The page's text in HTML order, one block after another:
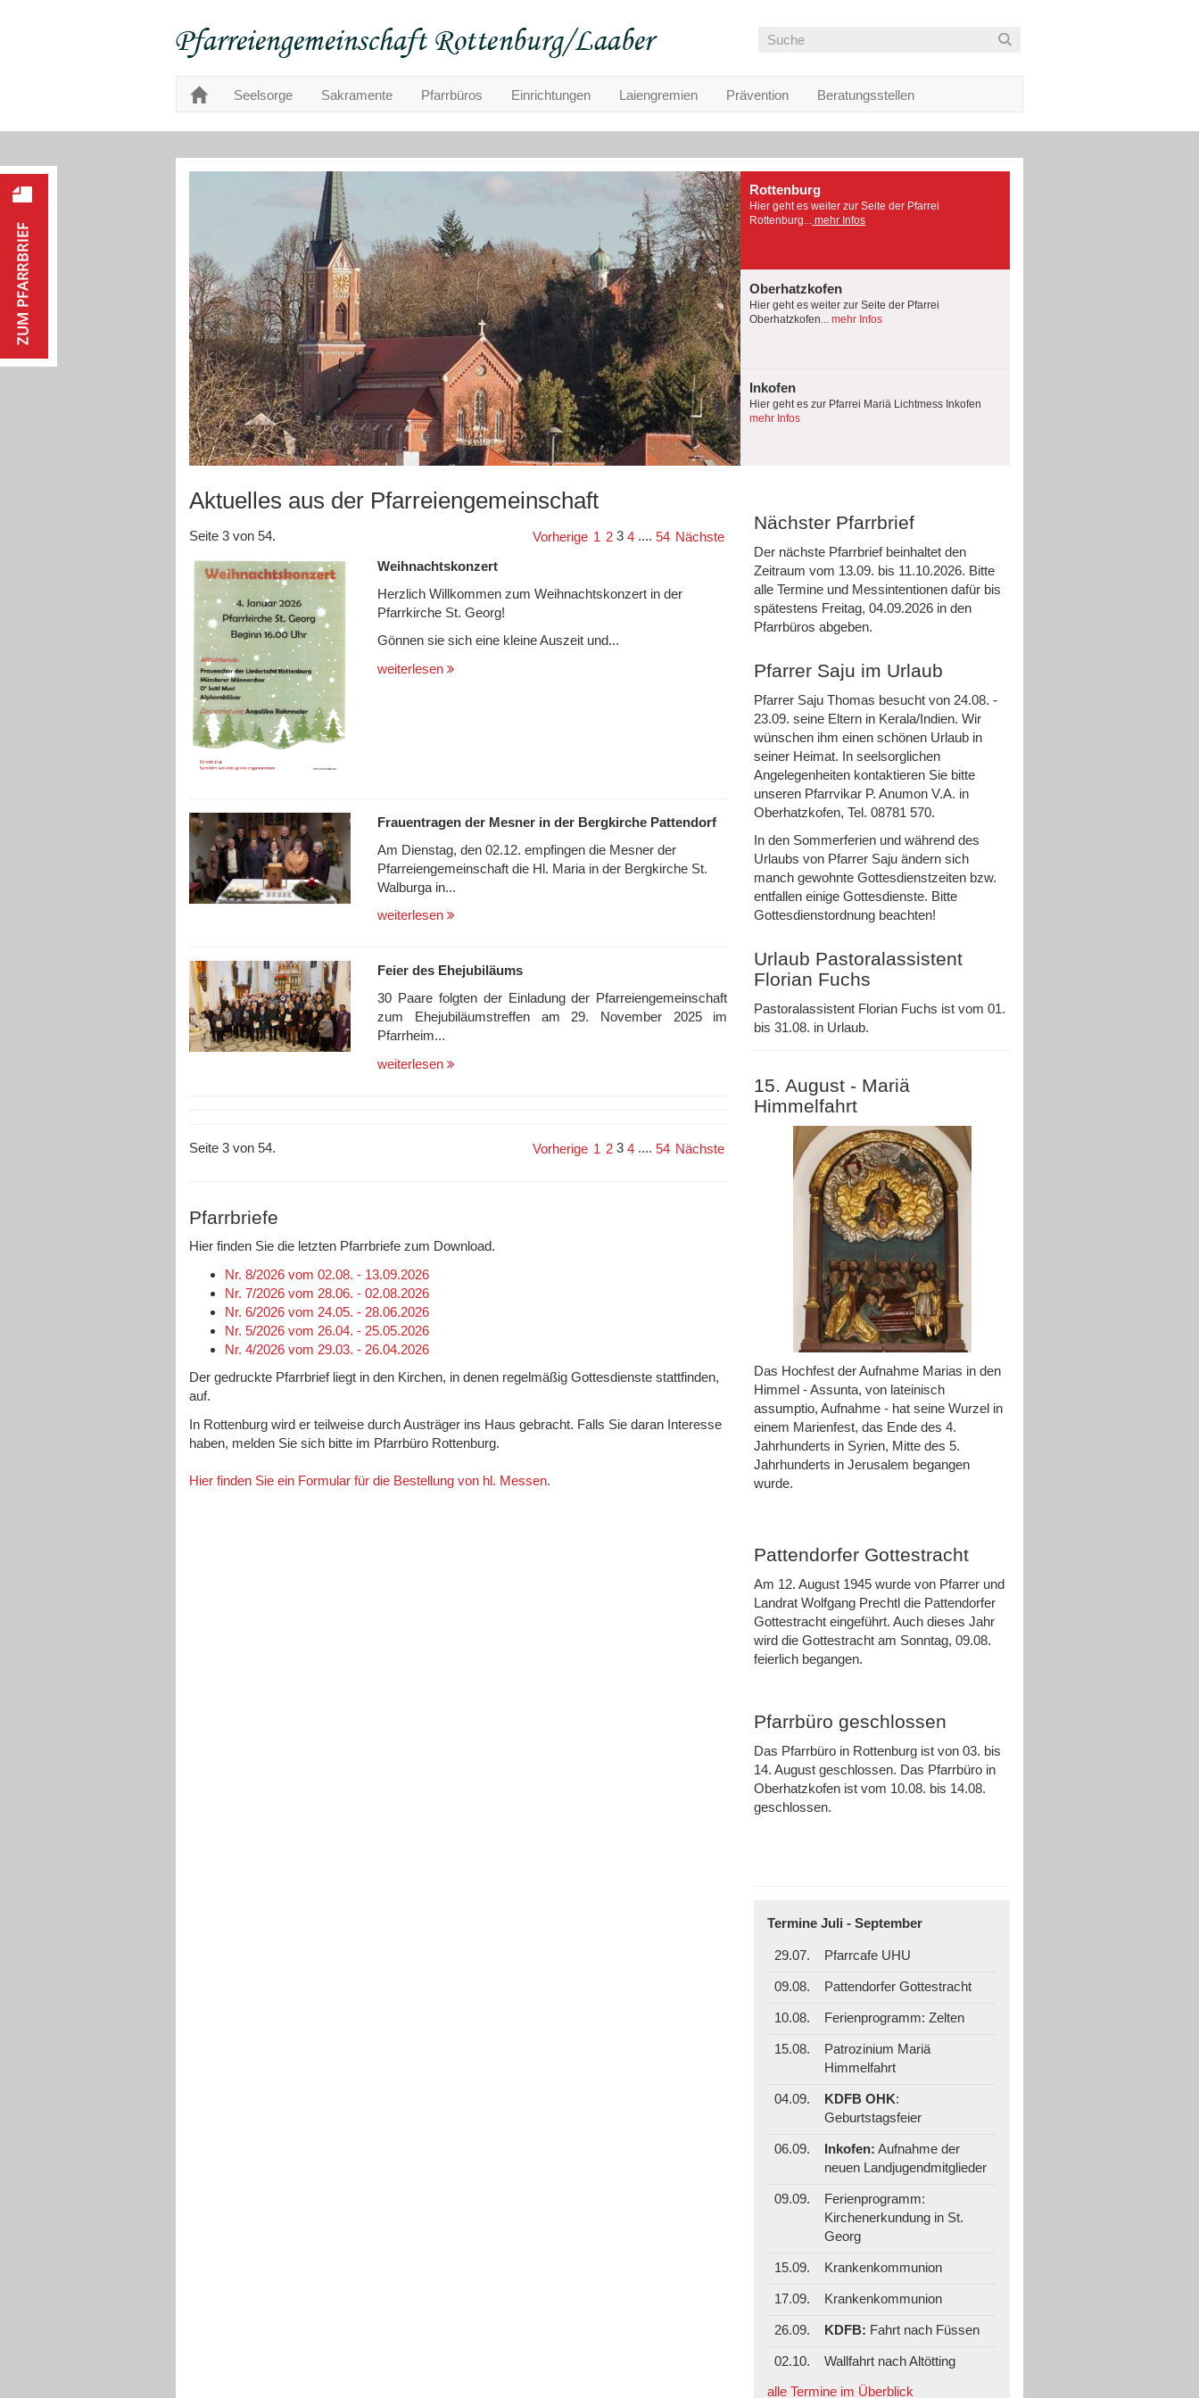
Seelsorge Sakramente Pfarrbüros Einrichtungen Laiengremien Prävention Beratungsstellen
Rottenburg
Hier geht es weiter zur Seite der Pfarrei
Rottenburg... mehr Infos
Oberhatzkofen
Hier geht es weiter zur Seite der Pfarrei
Oberhatzkofen... mehr Infos
Inkofen
Hier geht es zur Pfarrei Mariä Lichtmess Inkofen
mehr Infos
Aktuelles aus der Pfarreiengemeinschaft
Seite 3 von 54. Vorherige 1 2 3 4 .... 54 Nächste
Weihnachtskonzert
Herzlich Willkommen zum Weihnachtskonzert in der
Pfarrkirche St. Georg!
Gönnen sie sich eine kleine Auszeit und...
weiterlesen
Frauentragen der Mesner in der Bergkirche Pattendorf
Am Dienstag, den 02.12. empfingen die Mesner der
Pfarreiengemeinschaft die Hl. Maria in der Bergkirche St.
Walburga in...
weiterlesen
Feier des Ehejubiläums
30 Paare folgten der Einladung der Pfarreiengemeinschaft
zum Ehejubiläumstreffen am 29. November 2025 im
Pfarrheim...
weiterlesen
Seite 3 von 54. Vorherige 1 2 3 4 .... 54 Nächste
Pfarrbriefe
Hier finden Sie die letzten Pfarrbriefe zum Download.
Nr. 8/2026 vom 02.08. - 13.09.2026
Nr. 7/2026 vom 28.06. - 02.08.2026
Nr. 6/2026 vom 24.05. - 28.06.2026
Nr. 5/2026 vom 26.04. - 25.05.2026
Nr. 4/2026 vom 29.03. - 26.04.2026
Der gedruckte Pfarrbrief liegt in den Kirchen, in denen regelmäßig Gottesdienste stattfinden,
auf.
In Rottenburg wird er teilweise durch Austräger ins Haus gebracht. Falls Sie daran Interesse
haben, melden Sie sich bitte im Pfarrbüro Rottenburg.
Hier finden Sie ein Formular für die Bestellung von hl. Messen.
Nächster Pfarrbrief
Der nächste Pfarrbrief beinhaltet den
Zeitraum vom 13.09. bis 11.10.2026. Bitte
alle Termine und Messintentionen dafür bis
spätestens Freitag, 04.09.2026 in den
Pfarrbüros abgeben.
Pfarrer Saju im Urlaub
Pfarrer Saju Thomas besucht von 24.08. -
23.09. seine Eltern in Kerala/Indien. Wir
wünschen ihm einen schönen Urlaub in
seiner Heimat. In seelsorglichen
Angelegenheiten kontaktieren Sie bitte
unseren Pfarrvikar P. Anumon V.A. in
Oberhatzkofen, Tel. 08781 570.
In den Sommerferien und während des
Urlaubs von Pfarrer Saju ändern sich
manch gewohnte Gottesdienstzeiten bzw.
entfallen einige Gottesdienste. Bitte
Gottesdienstordnung beachten!
Urlaub Pastoralassistent
Florian Fuchs
Pastoralassistent Florian Fuchs ist vom 01.
bis 31.08. in Urlaub.
15. August - Mariä
Himmelfahrt
Das Hochfest der Aufnahme Marias in den
Himmel - Assunta, von lateinisch
assumptio, Aufnahme - hat seine Wurzel in
einem Marienfest, das Ende des 4.
Jahrhunderts in Syrien, Mitte des 5.
Jahrhunderts in Jerusalem begangen
wurde.
Pattendorfer Gottestracht
Am 12. August 1945 wurde von Pfarrer und
Landrat Wolfgang Prechtl die Pattendorfer
Gottestracht eingeführt. Auch dieses Jahr
wird die Gottestracht am Sonntag, 09.08.
feierlich begangen.
Pfarrbüro geschlossen
Das Pfarrbüro in Rottenburg ist von 03. bis
14. August geschlossen. Das Pfarrbüro in
Oberhatzkofen ist vom 10.08. bis 14.08.
geschlossen.
Termine Juli - September
29.07. Pfarrcafe UHU
09.08. Pattendorfer Gottestracht
10.08. Ferienprogramm: Zelten
15.08.
Patrozinium Mariä
Himmelfahrt
04.09. KDFB OHK:
Geburtstagsfeier
06.09. Inkofen: Aufnahme der
neuen Landjugendmitglieder
09.09.
Ferienprogramm:
Kirchenerkundung in St.
Georg
15.09. Krankenkommunion
17.09. Krankenkommunion
26.09. KDFB: Fahrt nach Füssen
02.10.
Wallfahrt nach Altötting
alle Termine im Überblick